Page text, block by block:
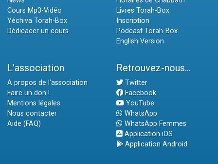
Cours Mp3-Vidéo
Yéchiva Torah-Box
Dédicacer un cours
Livres Torah-Box
Inscription
Podcast Torah-Box
English Version
L'association
A propos de l'association
Faire un don !
Mentions légales
Nous contacter
Aide (FAQ)
Retrouvez-nous...
Twitter
Facebook
YouTube
WhatsApp
WhatsApp Femmes
Application iOS
Application Android